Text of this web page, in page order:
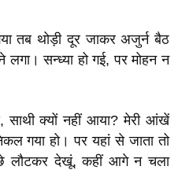
तब थोड़ी दूर जाकर अजुर्न बैठ
सन्ध्या हो गई, पर मोहन न
साथी क्यों नहीं आया? मेरी आंखें
गया हो। पर यहां से जाता तो
लौटकर देखूं, कहीं आगे न चला